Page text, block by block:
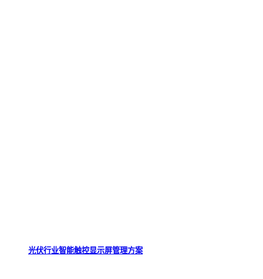
光伏行业智能触控显示屏管理方案